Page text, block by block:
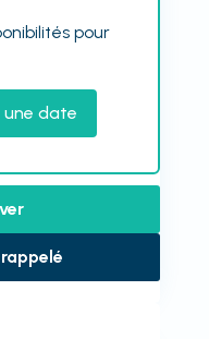
pour
date